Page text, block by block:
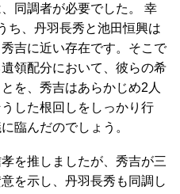
同調者が必要でした。 幸
ち、丹羽長秀と池田恒興は
吉に近い存在です。そこで
領配分において、彼らの希
を、秀吉はあらかじめ2人
した根回しをしっかり行
臨んだのでしょう。
を推しましたが、秀吉が三
を示し、丹羽長秀も同調し